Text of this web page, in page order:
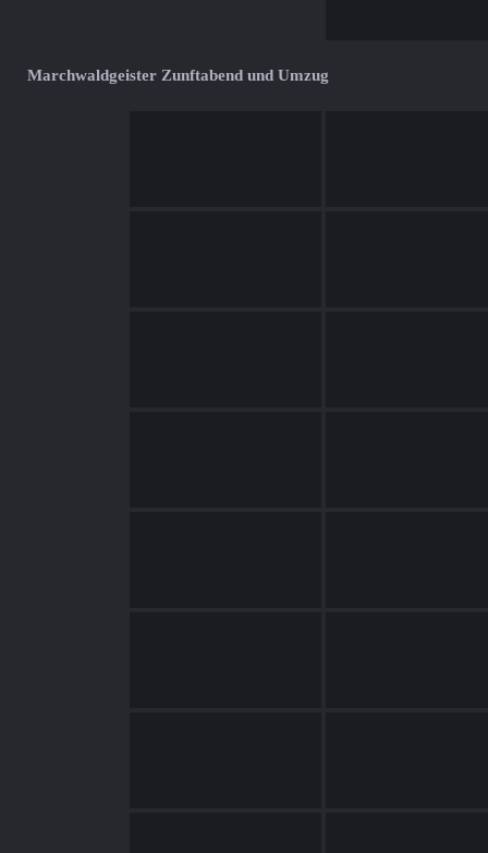
Marchwaldgeister Zunftabend und Umzug